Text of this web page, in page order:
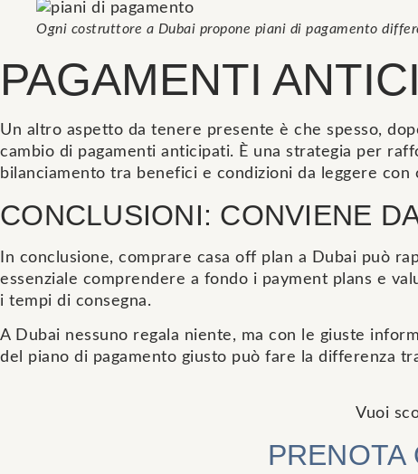
Ogni costruttore a Dubai propone piani di pagamento
PAGAMENTI
Un altro aspetto da tenere presente è che spesso,
cambio di pagamenti anticipati. È una strategia per
bilanciamento tra benefici e condizioni da leggere con
CONCLUSIONI: CONVIENE
In conclusione, comprare casa off plan a Dubai può
essenziale comprendere a fondo i payment plans e
i tempi di consegna.
A Dubai nessuno regala niente, ma con le giuste
del piano di pagamento giusto può fare la differenza
Vuoi
PRENOTA